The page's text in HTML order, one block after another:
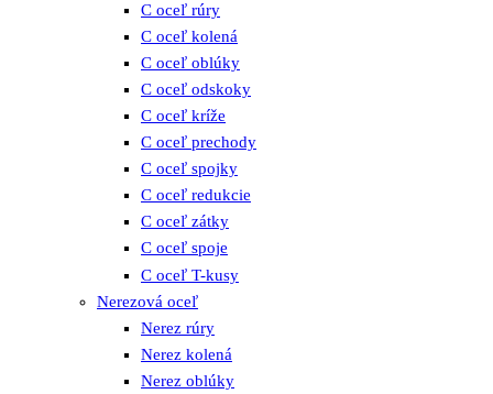
C oceľ rúry
C oceľ kolená
C oceľ oblúky
C oceľ odskoky
C oceľ kríže
C oceľ prechody
C oceľ spojky
C oceľ redukcie
C oceľ zátky
C oceľ spoje
C oceľ T-kusy
Nerezová oceľ
Nerez rúry
Nerez kolená
Nerez oblúky